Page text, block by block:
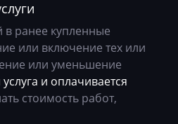
ранее купленные
или включение тех или
или уменьшение
и оплачивается
стоимость работ,